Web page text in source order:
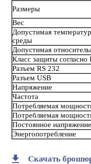
Размеры
Вес
Допустимая
среды
Допустимая
Класс защиты
Разъем RS 232
Разъем USB
Напряжение
Частота
Потребляемая
Потребляемая
Постоянное напряжение
Энергопотребление
Скачать